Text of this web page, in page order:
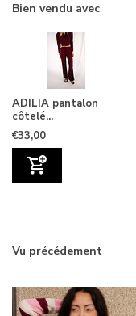
Bien vendu avec
ADILIA pantalon
côtelé...
€33,00
Vu précédement